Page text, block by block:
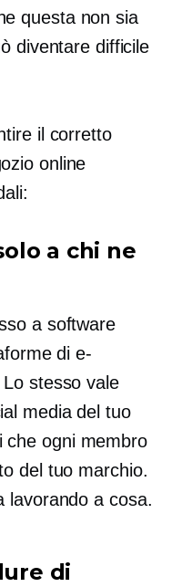
questa non sia
diventare difficile
il corretto
online
a chi ne
a software
di e-
stesso vale
media del tuo
che ogni membro
del tuo marchio.
lavorando a cosa.
di